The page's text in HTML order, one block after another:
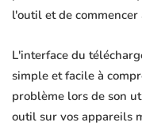
l'outil et de
L'interface du
simple et facile à
problème lors de son
outil sur vos appareils